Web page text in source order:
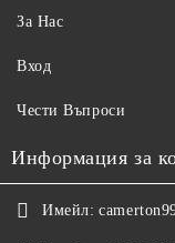
За Нас
Вход
Чести Въпроси
Информация за
Имейл: